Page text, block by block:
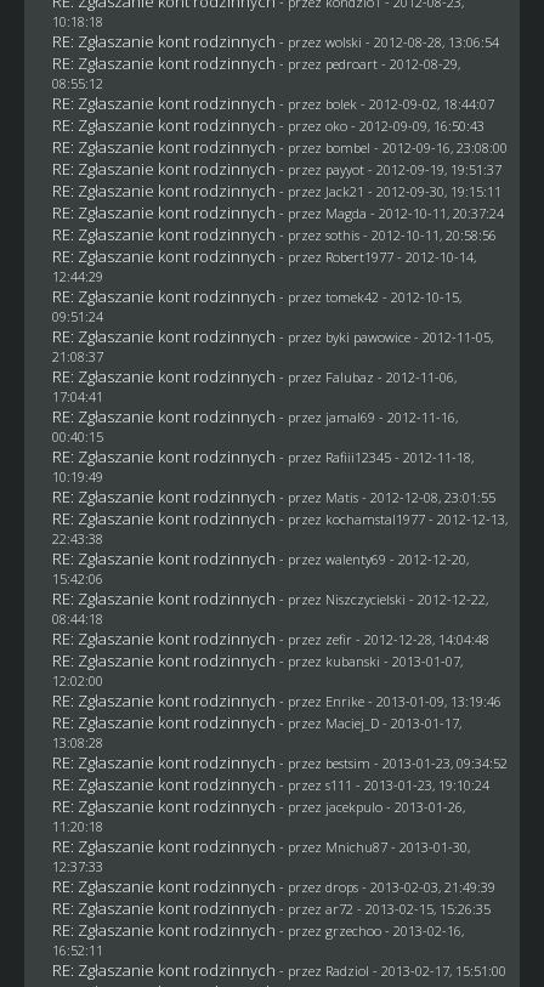
10:18:18
RE: Zgłaszanie kont rodzinnych - przez wolski - 2012-08-28, 13:06:54
RE: Zgłaszanie kont rodzinnych - przez pedroart- 2012-08-29,
08:55:12
RE: Zgłaszanie kont rodzinnych - przez bolek- 2012-09-02, 18:44:07
RE: Zgłaszanie kont rodzinnych - przez oko- 2012-09-09, 16:50:43
RE: Zgłaszanie kont rodzinnych - przez bombel - 2012-09-16, 23:08:00
RE: Zgłaszanie kont rodzinnych - przez payyot- 2012-09-19, 19:51:37
RE: Zgłaszanie kont rodzinnych - przez Jack21 - 2012-09-30, 19:15:11
RE: Zgłaszanie kont rodzinnych - przez Magda - 2012-10-11, 20:37:24
RE: Zgłaszanie kont rodzinnych - przez sothis- 2012-10-11, 20:58:56
RE: Zgłaszanie kont rodzinnych - przez Robert1977- 2012-10-14,
12:44:29
RE: Zgłaszanie kont rodzinnych - przez tomek42 - 2012-10-15,
09:51:24
RE: Zgłaszanie kont rodzinnych - przez byki pawowice- 2012-11-05,
21:08:37
RE: Zgłaszanie kont rodzinnych - przez Falubaz - 2012-11-06,
17:04:41
RE: Zgłaszanie kont rodzinnych - przez jamal69 - 2012-11-16,
00:40:15
RE: Zgłaszanie kont rodzinnych - przez Rafiii12345- 2012-11-18,
10:19:49
RE: Zgłaszanie kont rodzinnych - przez Matis- 2012-12-08, 23:01:55
RE: Zgłaszanie kont rodzinnych - przez kochamstal1977- 2012-12-13,
22:43:38
RE: Zgłaszanie kont rodzinnych - przez walenty69 - 2012-12-20,
15:42:06
RE: Zgłaszanie kont rodzinnych - przez Niszczycielski - 2012-12-22,
08:44:18
RE: Zgłaszanie kont rodzinnych - przez zefir- 2012-12-28, 14:04:48
RE: Zgłaszanie kont rodzinnych - przez kubanski - 2013-01-07,
12:02:00
RE: Zgłaszanie kont rodzinnych - przez Enrike- 2013-01-09, 13:19:46
RE: Zgłaszanie kont rodzinnych - przez Maciej_D- 2013-01-17,
13:08:28
RE: Zgłaszanie kont rodzinnych - przez bestsim - 2013-01-23, 09:34:52
RE: Zgłaszanie kont rodzinnych - przez s111 - 2013-01-23, 19:10:24
RE: Zgłaszanie kont rodzinnych - przez jacekpulo- 2013-01-26,
11:20:18
RE: Zgłaszanie kont rodzinnych - przez Mnichu87- 2013-01-30,
12:37:33
RE: Zgłaszanie kont rodzinnych - przez drops- 2013-02-03, 21:49:39
RE: Zgłaszanie kont rodzinnych - przez ar72 - 2013-02-15, 15:26:35
RE: Zgłaszanie kont rodzinnych - przez grzechoo - 2013-02-16,
16:52:11
RE: Zgłaszanie kont rodzinnych - przez Radziol - 2013-02-17, 15:51:00